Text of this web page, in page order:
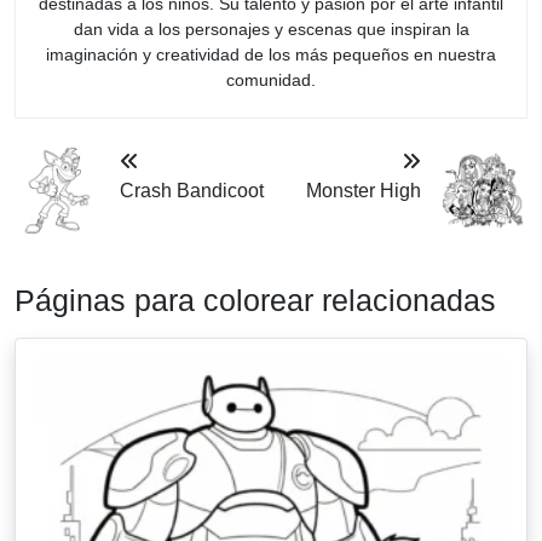
destinadas a los niños. Su talento y pasión por el arte infantil
dan vida a los personajes y escenas que inspiran la
imaginación y creatividad de los más pequeños en nuestra
comunidad.
Crash Bandicoot Monster High
Páginas para colorear relacionadas